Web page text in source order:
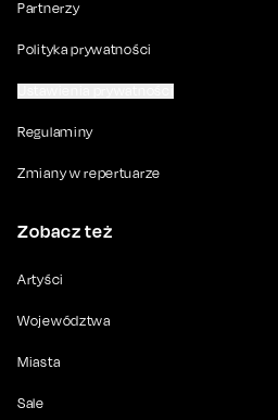
Partnerzy
Polityka prywatności
Regulaminy
Zmiany w repertuarze
Zobacz też
Artyści
Województwa
Miasta
Sale